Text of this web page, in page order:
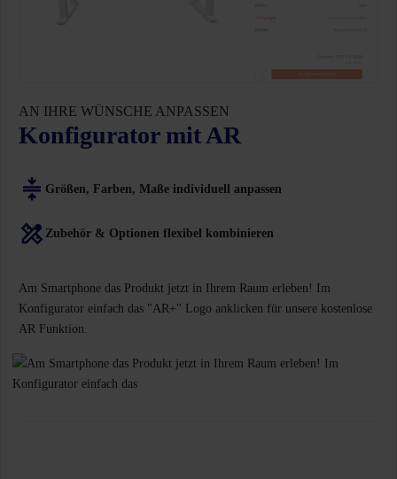
AN IHRE WÜNSCHE ANPASSEN
Konfigurator mit AR
Größen, Farben, Maße individuell anpassen
Zubehör & Optionen flexibel kombinieren
Am Smartphone das Produkt jetzt in Ihrem Raum erleben! Im
Konfigurator einfach das "AR+" Logo anklicken für unsere kostenlose
AR Funktion.